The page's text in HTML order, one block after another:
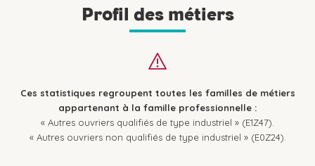
Profil des métiers
Ces statistiques regroupent toutes les familles de métiers
appartenant à la famille professionnelle :
« Autres ouvriers qualifiés de type industriel » (E1Z47).
« Autres ouvriers non qualifiés de type industriel » (E0Z24).